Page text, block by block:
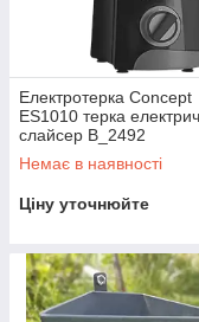
Електротерка Concept
ES1010 терка
слайсер B_2492
Немає в наявності
Ціну уточнюйте